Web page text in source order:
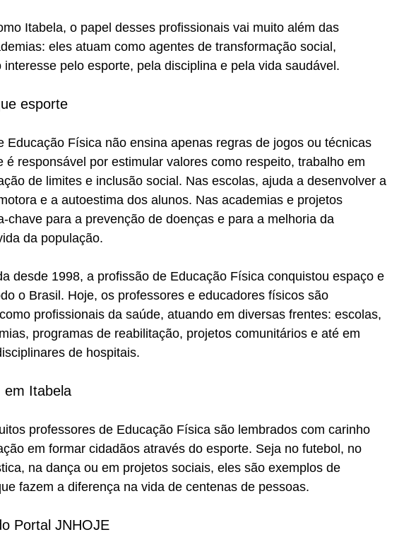
Itabela, o papel desses profissionais vai muito além das
eles atuam como agentes de transformação social,
interesse pelo esporte, pela disciplina e pela vida saudável.
esporte
Educação Física não ensina apenas regras de jogos ou técnicas
é responsável por estimular valores como respeito, trabalho em
de limites e inclusão social. Nas escolas, ajuda a desenvolver a
e a autoestima dos alunos. Nas academias e projetos
chave para a prevenção de doenças e para a melhoria da
da população.
desde 1998, a profissão de Educação Física conquistou espaço e
o Brasil. Hoje, os professores e educadores físicos são
profissionais da saúde, atuando em diversas frentes: escolas,
programas de reabilitação, projetos comunitários e até em
de hospitais.
em Itabela
professores de Educação Física são lembrados com carinho
em formar cidadãos através do esporte. Seja no futebol, no
na dança ou em projetos sociais, eles são exemplos de
fazem a diferença na vida de centenas de pessoas.
Portal JNHOJE